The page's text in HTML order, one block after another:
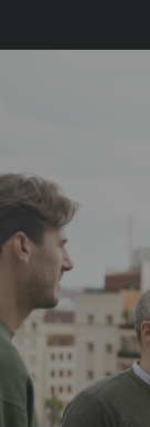
Si quieres
Barcelona,
¡Hasta pronto!